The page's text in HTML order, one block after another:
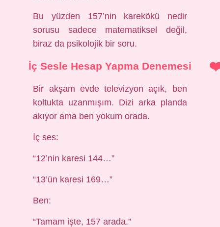
Bu yüzden 157’nin karekökü nedir
sorusu sadece matematiksel değil,
biraz da psikolojik bir soru.
İç Sesle Hesap Yapma Denemesi
Bir akşam evde televizyon açık, ben
koltukta uzanmışım. Dizi arka planda
akıyor ama ben yokum orada.
İç ses:
“12’nin karesi 144…”
“13’ün karesi 169…”
Ben:
“Tamam işte, 157 arada.”